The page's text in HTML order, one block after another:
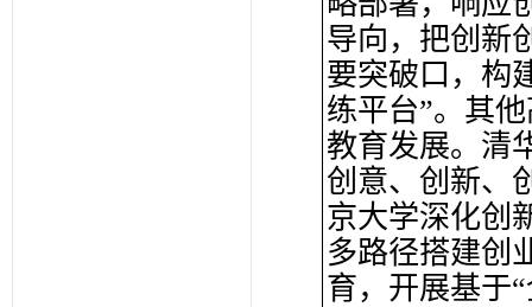
导向，把创新
要突破口，构
练平台”。其
教育发展。清
创意、创新、
京大学深化创
多路径搭建创
育，开展基于